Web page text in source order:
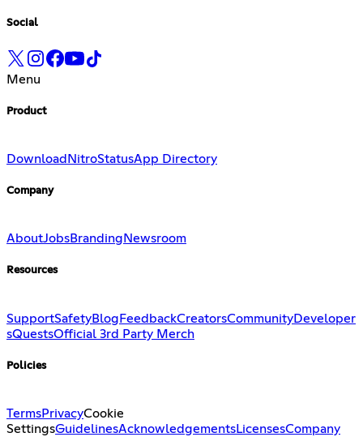
Social
Menu
Product
Download NitroStatusApp Directory
Company
AboutJobsBranding Newsroom
Resources
SupportSafetyBlogFeedbackCreatorsCommunityDeveloper
sQuestsOfficial 3rd Party Merch
Policies
TermsPrivacyCookie
SettingsGuidelinesAcknowledgementsLicensesCompany